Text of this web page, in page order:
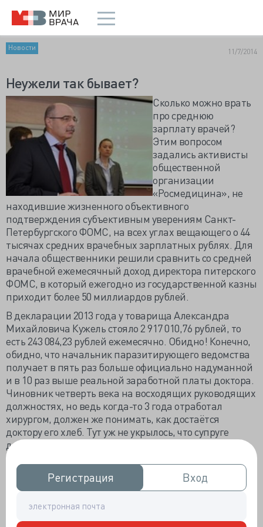
Регистрация
Регистрация Вход
Вход
Новости 11/7/2014
Неужели так бывает?
Сколько можно врать
про среднюю
зарплату врачей?
Этим вопросом
задались активисты
общественной
организации
«Росмедицина», не
находившие жизненного объективного
подтверждения субъективным уверениям Санкт-
Петербургского ФОМС, на всех углах вещающего о 44
тысячах средних врачебных зарплатных рублях. Для
начала общественники решили сравнить со средней
врачебной ежемесячный доход директора питерского
ФОМС, в который ежегодно из государственной казны
приходит более 50 миллиардов рублей.
В декларации 2013 года у товарища Александра
Михайловича Кужель стояло 2 917 010,76 рублей, то
есть 243 084,23 рублей ежемесячно. Обидно! Конечно,
обидно, что начальник паразитирующего ведомства
получает в пять раз больше официально надуманной
и в 10 раз выше реальной заработной платы доктора.
Чиновник четверть века на восходящих руководящих
должностях, но ведь когда-то 3 года отработал
хирургом, должен же понимать, как достаётся
доктору его хлеб. Тут уж не укрылось, что супруге
директора фонда Ольге Кужель, кроме 3 квартир,
принадлежит земельный участок 2 058 м2 с
двухэтажным домом на 189 м2 в элитном коттеджном
посёлке Рощино Выборгского района.
Новенький домик был куплен в 2010 году, но чиновник
не согласен с определением жизненного уровня: «Дом